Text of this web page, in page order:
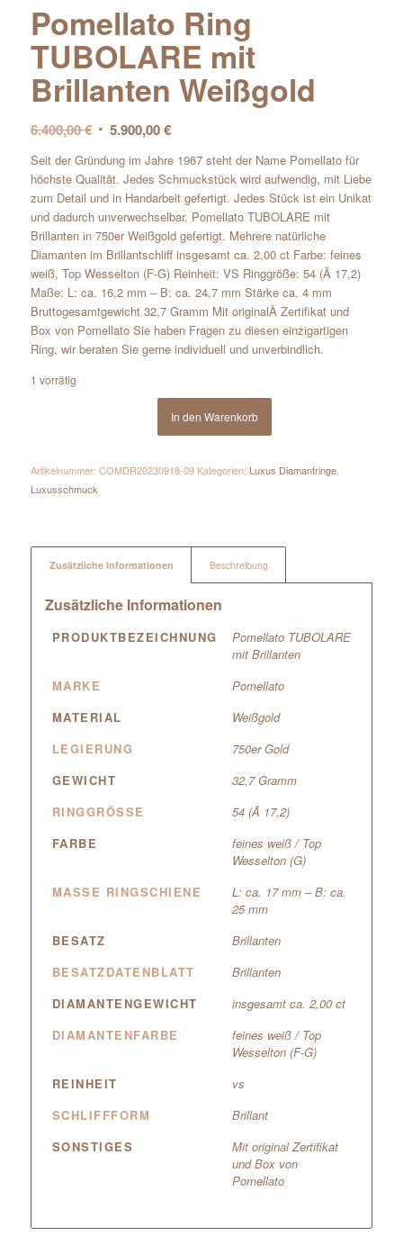
Pomellato Ring
TUBOLARE mit
Brillanten Weißgold
6.400,00€ Ursprünglicher
war:
6.400,00 €
5.900,00€Aktueller
ist:
5.900,00 €.
Seit der Gründung im Jahre 1967 steht der Name Pomellato für
höchste Qualität. Jedes Schmuckstück wird aufwendig, mit Liebe
zum Detail und in Handarbeit gefertigt. Jedes Stück ist ein Unikat
und dadurch unverwechselbar. Pomellato TUBOLARE mit
Brillanten in 750er Weißgold gefertigt. Mehrere natürliche
Diamanten im Brillantschliff insgesamt ca. 2,00 ct Farbe: feines
weiß, Top Wesselton (F-G) Reinheit: VS Ringgröße: 54 (Ã 17,2)
Maße: L: ca. 16,2 mm – B: ca. 24,7 mm Stärke ca. 4 mm
Bruttogesamtgewicht 32,7 Gramm Mit originalÂ Zertifikat und
Box von Pomellato Sie haben Fragen zu diesen einzigartigen
Ring, wir beraten Sie gerne individuell und unverbindlich.
1 vorrätig
In den Warenkorb
Artikelnummer: COMDR20230918-09 Kategorien: Luxus Diamantringe,
Luxusschmuck
Zusätzliche Informationen Beschreibung
Zusätzliche Informationen
PRODUKTBEZEICHNUNG
Pomellato TUBOLARE
mit Brillanten
MARKE
Pomellato
MATERIAL
Weißgold
LEGIERUNG
750er Gold
GEWICHT
32,7 Gramm
RINGGRÖSSE
54 (Ã 17,2)
FARBE
feines weiß / Top
Wesselton (G)
MASSE RINGSCHIENE
L: ca. 17 mm – B: ca.
25 mm
BESATZ
Brillanten
BESATZDATENBLATT
Brillanten
DIAMANTENGEWICHT
insgesamt ca. 2,00 ct
DIAMANTENFARBE
feines weiß / Top
Wesselton (F-G)
REINHEIT
vs
SCHLIFFFORM
Brillant
SONSTIGES
Mit original Zertifikat
und Box von
Pomellato